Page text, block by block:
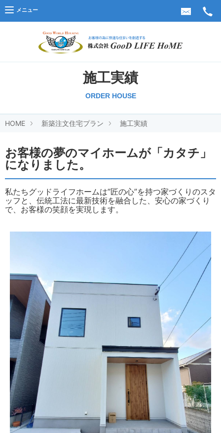
メニュー
施工実績
ORDER HOUSE
HOME 新築注文住宅プラン 施工実績
お客様の夢のマイホームが「カタチ」
になりました。
私たちグッドライフホームは”匠の心”を持つ家づくりのスタ
ッフと、伝統工法に最新技術を融合した、安心の家づくり
で、お客様の笑顔を実現します。